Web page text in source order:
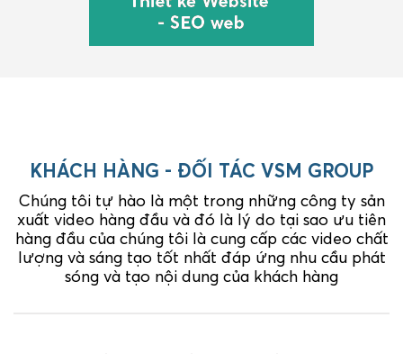
KHÁCH HÀNG - ĐỐI TÁC VSM GROUP
Chúng tôi tự hào là một trong những công ty sản
xuất video hàng đầu và đó là lý do tại sao ưu tiên
hàng đầu của chúng tôi là cung cấp các video chất
lượng và sáng tạo tốt nhất đáp ứng nhu cầu phát
sóng và tạo nội dung của khách hàng